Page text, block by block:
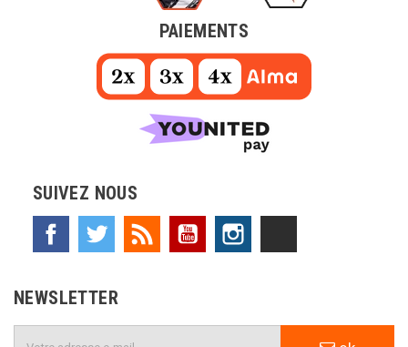
PAIEMENTS
SUIVEZ NOUS
Facebook Twitter Rss YouTube
NEWSLETTER